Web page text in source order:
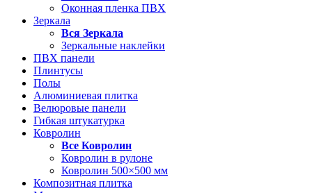
Оконная пленка ПВХ
Зеркала
Вся Зеркала
Зеркальные наклейки
ПВХ панели
Плинтусы
Полы
Алюминиевая плитка
Велюровые панели
Гибкая штукатурка
Ковролин
Все Ковролин
Ковролин в рулоне
Ковролин 500×500 мм
Композитная плитка